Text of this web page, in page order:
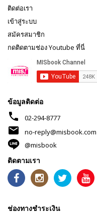
ติดต่อเรา
เข้าสู่ระบบ
สมัครสมาชิก
กดติดตามช่อง Youtube ที่นี่
ข้อมูลติดต่อ
phone 02-294-8777
mail
no-reply@misbook.com
@misbook
ติดตามเรา
ช่องทางชำระเงิน